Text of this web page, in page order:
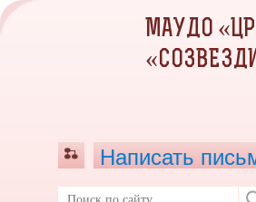
МАУДО
Написать